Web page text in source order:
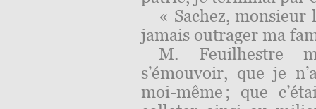
« Sachez,
jamais outrager ma
M. Feuilhestre
s’émouvoir, que je
moi-même ; que